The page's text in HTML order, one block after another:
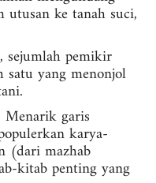
ke tanah suci,
sejumlah pemikir
yang menonjol
Menarik garis
karya-
(dari mazhab
kitab penting yang